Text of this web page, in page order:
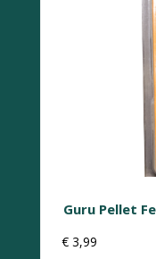
Guru Pellet
€ 3,99